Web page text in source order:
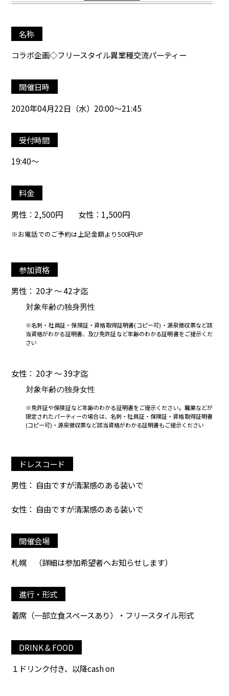
名称
コラボ企画◇フリースタイル異業種交流パーティー
開催日時
2020年04月22日（水）20:00～21:45
受付時間
19:40～
料金
男性：2,500円 女性：1,500円
※お電話でのご予約は上記金額より500円UP
参加資格
男性： 20才 ～ 42才迄
対象年齢の独身男性
※名刺・社員証・保険証・資格取得証明書(コピー可)・源泉徴収票など該
当資格がわかる証明書、及び免許証など年齢のわかる証明書をご提示くだ
さい
女性： 20才 ～ 39才迄
対象年齢の独身女性
※免許証や保険証など年齢のわかる証明書をご提示ください。職業などが
限定されたパーティーの場合は、名刺・社員証・保険証・資格取得証明書
(コピー可)・源泉徴収票など該当資格がわかる証明書もご提示ください
ドレスコード
男性： 自由ですが清潔感のある装いで
女性： 自由ですが清潔感のある装いで
開催会場
札幌
（詳細は参加希望者へお知らせします）
進行・形式
着席（一部立食スペースあり）・フリースタイル形式
DRINK & FOOD
１ドリンク付き、以降cash on